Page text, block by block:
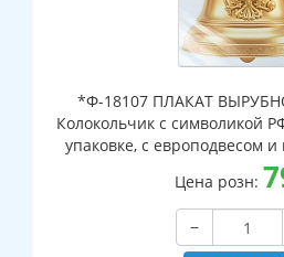
*Ф-18107 ПЛАКАТ
Колокольчик с символикой
упаковке, с европодвесом
двухсторонний,
Цена розн:
−